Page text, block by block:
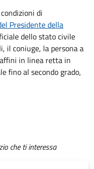
di
Presidente della
dello stato civile
il coniuge, la persona a
in linea retta in
fino al secondo grado,
che ti interessa